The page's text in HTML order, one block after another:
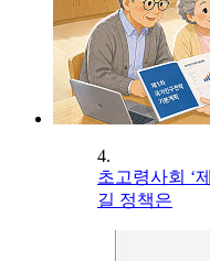
4.
초고령사회 ‘
길 정책은